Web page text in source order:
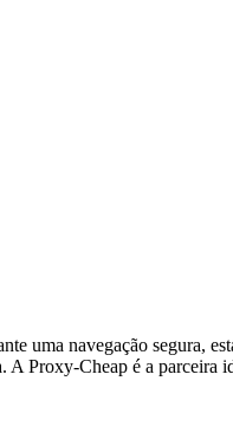
uma navegação segura,
Proxy-Cheap é a parceira